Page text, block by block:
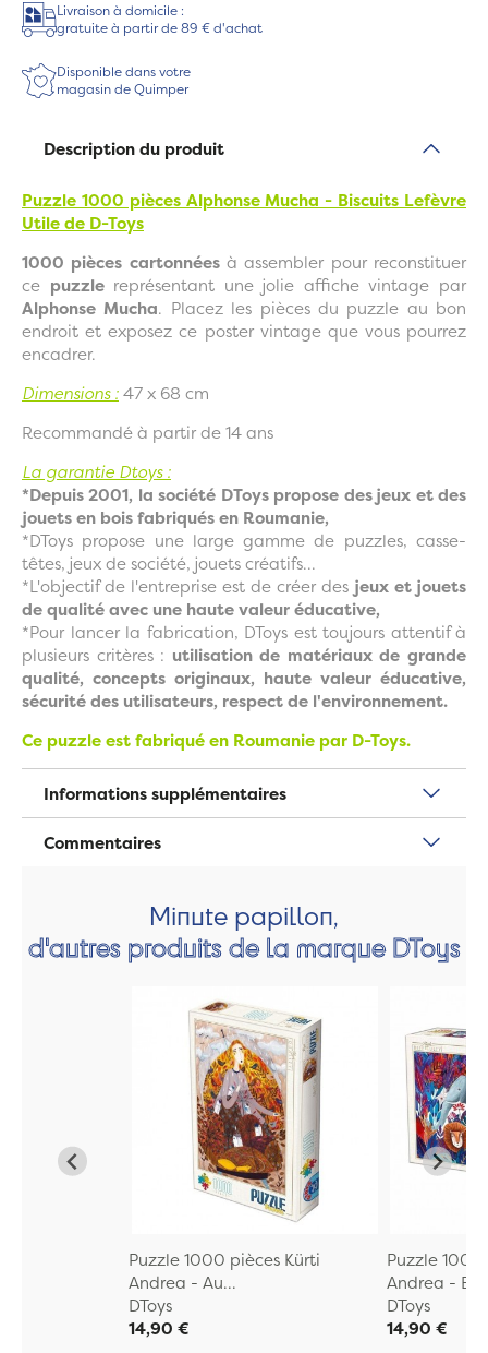
Livraison à domicile :
gratuite à partir de 89 € d'achat
Disponible dans votre
magasin de Quimper
Description du produit
Puzzle 1000 pièces Alphonse Mucha - Biscuits Lefèvre
Utile de D-Toys
1000 pièces cartonnéesà assembler pour reconstituer
ce puzzlereprésentant une jolie affiche vintage par
Alphonse Mucha. Placez les pièces du puzzle au bon
endroit et exposez ce poster vintage que vous pourrez
encadrer.
Dimensions :47 x 68 cm
Recommandé à partir de 14 ans
La garantie Dtoys :
*Depuis 2001, la société DToys propose des jeux et des
jouets en bois fabriqués en Roumanie,
*DToys propose une large gamme de puzzles, casse-
têtes, jeux de société, jouets créatifs...
*L'objectif de l'entreprise est de créer des jeux et jouets
de qualité avec une haute valeur éducative,
*Pour lancer la fabrication, DToys est toujours attentif à
plusieurs critères : utilisation de matériaux de grande
qualité, concepts originaux, haute valeur éducative,
sécurité des utilisateurs, respect de l'environnement.
Ce puzzle est fabriqué en Roumanie par D-Toys.
Informations supplémentaires
Commentaires
Minute papillon,
d'autres produits de la marque DToys
Puzzle 1000 pièces Kürti
Andrea - Au...
DToys
14,90 €
Puzzle
Andrea - El...
DToys
14,90 €